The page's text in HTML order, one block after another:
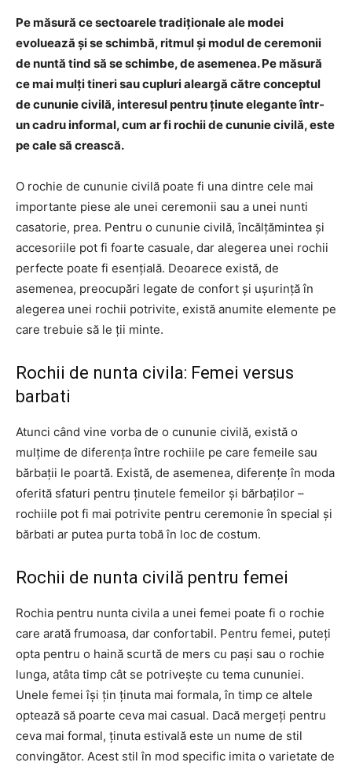
Pe măsură ce sectoarele tradiționale ale modei
evoluează și se schimbă, ritmul și modul de ceremonii
de nuntă tind să se schimbe, de asemenea. Pe măsură
ce mai mulți tineri sau cupluri aleargă către conceptul
de cununie civilă, interesul pentru ținute elegante într-
un cadru informal, cum ar fi rochii de cununie civilă, este
pe cale să crească.
O rochie de cununie civilă poate fi una dintre cele mai
importante piese ale unei ceremonii sau a unei nunti
casatorie, prea. Pentru o cununie civilă, încălțămintea și
accesoriile pot fi foarte casuale, dar alegerea unei rochii
perfecte poate fi esențială. Deoarece există, de
asemenea, preocupări legate de confort și ușurință în
alegerea unei rochii potrivite, există anumite elemente pe
care trebuie să le ții minte.
Rochii de nunta civila: Femei versus
barbati
Atunci când vine vorba de o cununie civilă, există o
mulțime de diferența între rochiile pe care femeile sau
bărbații le poartă. Există, de asemenea, diferențe în moda
oferită sfaturi pentru ținutele femeilor și bărbaților –
rochiile pot fi mai potrivite pentru ceremonie în special și
bărbati ar putea purta tobă în loc de costum.
Rochii de nunta civilă pentru femei
Rochia pentru nunta civila a unei femei poate fi o rochie
care arată frumoasa, dar confortabil. Pentru femei, puteți
opta pentru o haină scurtă de mers cu pași sau o rochie
lunga, atâta timp cât se potrivește cu tema cununiei.
Unele femei își țin ținuta mai formala, în timp ce altele
optează să poarte ceva mai casual. Dacă mergeți pentru
ceva mai formal, ținuta estivală este un nume de stil
convingător. Acest stil în mod specific imita o varietate de